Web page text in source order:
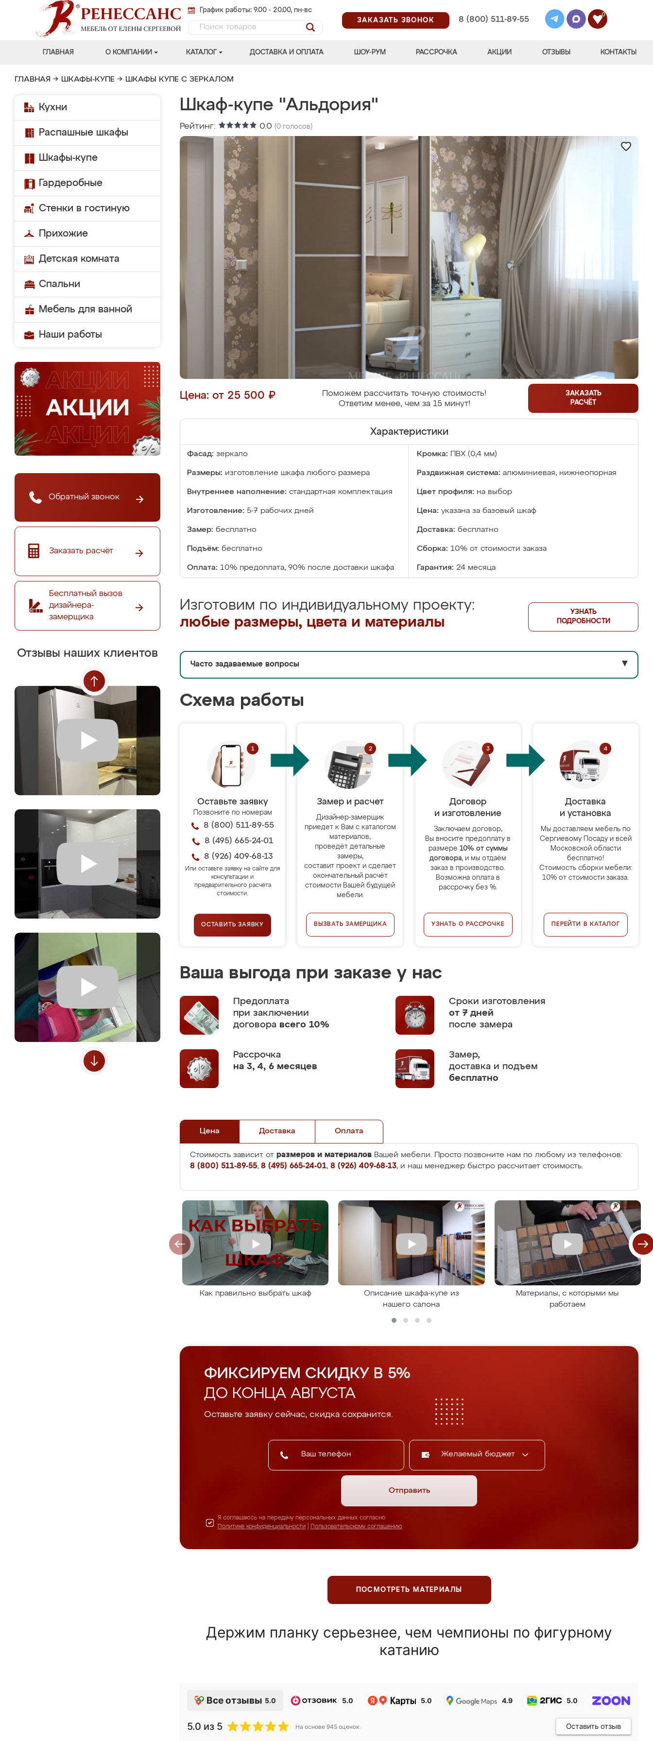
График работы: 9.00 - 20.00, пн-вс
ЗАКАЗАТЬ ЗВОНОК
8 (800) 511-89-55
0
ГЛАВНАЯ О КОМПАНИИ КАТАЛОГ ДОСТАВКА И ОПЛАТА ШОУ-РУМ РАССРОЧКА АКЦИИ ОТЗЫВЫ КОНТАКТЫ
ГЛАВНАЯ → ШКАФЫ-КУПЕ → ШКАФЫ КУПЕ С ЗЕРКАЛОМ
Кухни
Распашные шкафы
Шкафы-купе
Гардеробные
Стенки в гостиную
Прихожие
Детская комната
Спальни
Мебель для ванной
Наши работы
Обратный звонок
Заказать расчёт
Бесплатный вызов
дизайнера-
замерщика
Отзывы наших клиентов
Шкаф-купе "Альдория"
Рейтинг: 0.0 (0 голосов)
Цена: от 25 500 ₽
Поможем рассчитать точную стоимость!
Ответим менее, чем за 15 минут!
ЗАКАЗАТЬ
РАСЧЁТ
Характеристики
Фасад: зеркало Кромка: ПВХ (0,4 мм)
Размеры: изготовление шкафа любого размера Раздвижная система: алюминиевая, нижнеопорная
Внутреннее наполнение: стандартная комплектация Цвет профиля: на выбор
Изготовление: 5-7 рабочих дней Цена: указана за базовый шкаф
Замер: бесплатно Доставка: бесплатно
Подъём: бесплатно Сборка: 10% от стоимости заказа
Оплата: 10% предоплата, 90% после доставки шкафа Гарантия: 24 месяца
Изготовим по индивидуальному проекту:
любые размеры, цвета и материалы
УЗНАТЬ
ПОДРОБНОСТИ
Часто задаваемые вопросы ▼
Схема работы
Оставьте заявку
Позвоните по номерам
8 (800) 511-89-55
8 (495) 665-24-01
8 (926) 409-68-13
Или оставьте заявку на сайте для
консультации и
предварительного расчёта
стоимости.
ОСТАВИТЬ ЗАЯВКУ
Замер и расчет
Дизайнер-замерщик
приедет к Вам с каталогом
материалов,
проведёт детальные
замеры,
составит проект и сделает
окончательный расчёт
стоимости Вашей будущей
мебели.
ВЫЗВАТЬ ЗАМЕРЩИКА
Договор
и изготовление
Заключаем договор,
Вы вносите предоплату в
размере 10% от суммы
договора, и мы отдаём
заказ в производство.
Возможна оплата в
рассрочку без %.
УЗНАТЬ О РАССРОЧКЕ
Доставка
и установка
Мы доставляем мебель по
Сергиевому Посаду и всей
Московской области
бесплатно!
Стоимость сборки мебели:
10% от стоимости заказа.
ПЕРЕЙТИ В КАТАЛОГ
Ваша выгода при заказе у нас
Предоплата
при заключении
договора всего 10%
Сроки изготовления
от 7 дней
после замера
Рассрочка
на 3, 4, 6 месяцев
Замер,
доставка и подъем
бесплатно
Цена Доставка Оплата
Стоимость зависит от размеров и материалов Вашей мебели. Просто позвоните нам по любому из телефонов:
8 (800) 511-89-55, 8 (495) 665-24-01, 8 (926) 409-68-13, и наш менеджер быстро рассчитает стоимость.
Как правильно выбрать шкаф
Описание шкафа-купе из
нашего салона
Материалы, с которыми мы
работаем
ФИКСИРУЕМ СКИДКУ В 5%
ДО КОНЦА АВГУСТА
Оставьте заявку сейчас, скидка сохранится.
Желаемый бюджет
Отправить
Я соглашаюсь на передачу персональных данных согласно
Политике конфиденциальности
Пользовательскому соглашению
ПОСМОТРЕТЬ МАТЕРИАЛЫ
Держим планку серьезнее, чем чемпионы по фигурному
катанию
Все отзывы 5.0 5.0 5.0 4.9 5.0
5.0 из 5 На основе 945 оценок Оставить отзыв